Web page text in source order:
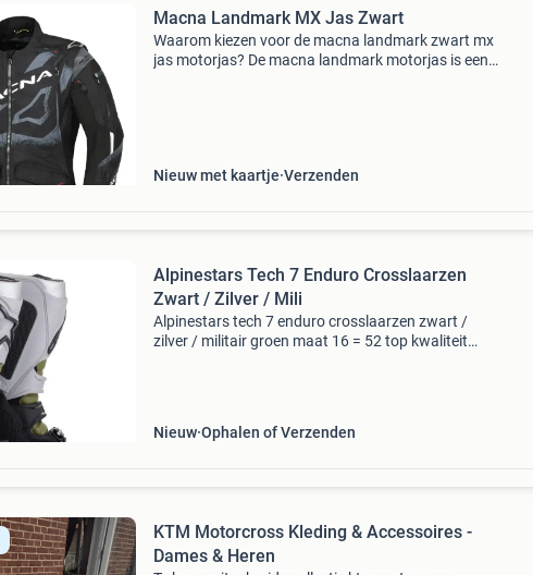
Macna Landmark MX Jas Zwart
Waarom kiezen voor de macna landmark zwart mx
jas motorjas? De macna landmark motorjas is een
Nieuw met kaartje Verzenden
Alpinestars Tech 7 Enduro Crosslaarzen
Zwart / Zilver / Mili
Alpinestars tech 7 enduro crosslaarzen zwart /
zilver / militair groen maat 16 = 52 top kwaliteit
Nieuw Ophalen of Verzenden
KTM Motorcross Kleding & Accessoires -
Dames & Heren